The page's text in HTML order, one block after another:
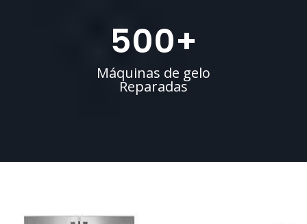
500+
Máquinas de gelo
Reparadas